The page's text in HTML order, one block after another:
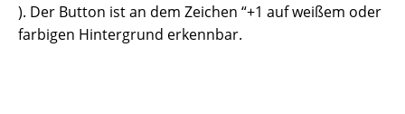
). Der Button ist an dem Zeichen “+1 auf weißem oder
farbigen Hintergrund erkennbar.